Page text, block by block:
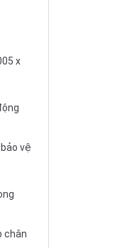
x
vệ
chân